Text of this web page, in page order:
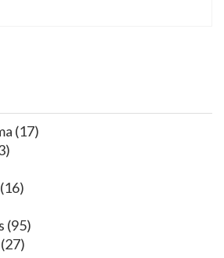
(17)
(16)
(95)
(27)